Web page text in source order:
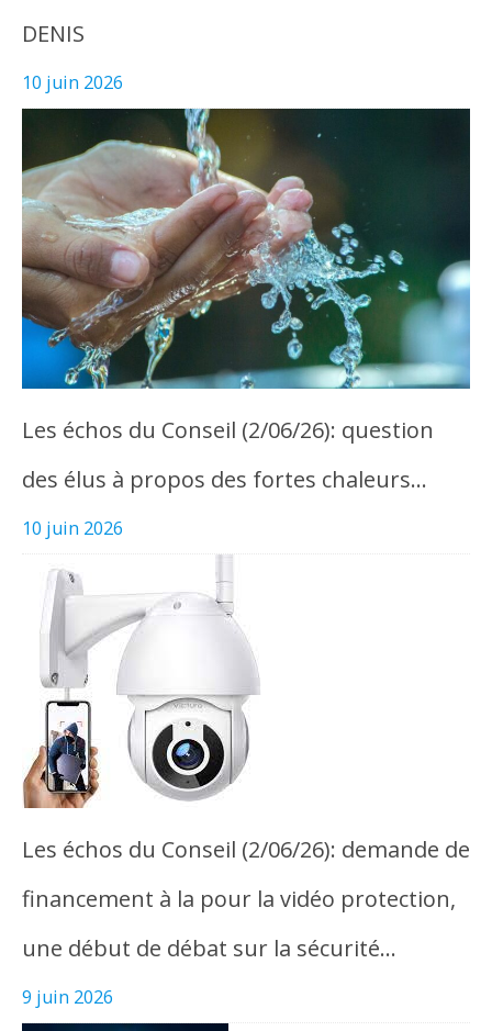
DENIS
10 juin 2026
Les échos du Conseil (2/06/26): question
des élus à propos des fortes chaleurs…
10 juin 2026
Les échos du Conseil (2/06/26): demande de
financement à la pour la vidéo protection,
une début de débat sur la sécurité…
9 juin 2026